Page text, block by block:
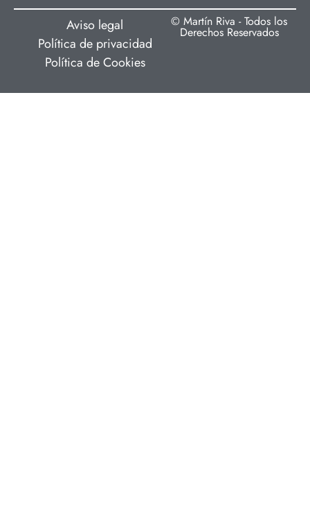
© Martín Riva - Todos los
Derechos Reservados
Aviso legal
Política de privacidad
Política de Cookies